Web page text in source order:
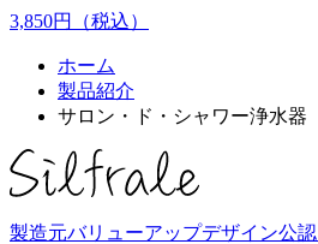
3,850円（税込）
ホーム
製品紹介
サロン・ド・シャワー浄水器
製造元バリューアップデザイン公認